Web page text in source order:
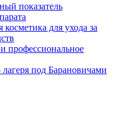
показатель
для ухода за
профессиональное
под Барановичами